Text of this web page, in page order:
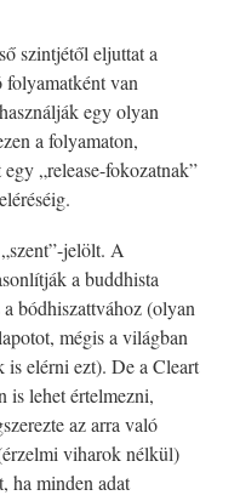
szintjétől eljuttat a
folyamatként van
egy olyan
a folyamaton,
„release-fokozatnak”
jelölt. A
a buddhista
bódhiszattvához (olyan
mégis a világban
is elérni ezt). De a Cleart
is lehet értelmezni,
az arra való
viharok nélkül)
ha minden adat